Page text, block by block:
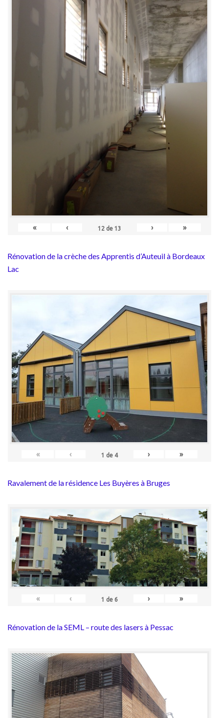
« ‹ 12 de 13 › »
Rénovation de la crèche des Apprentis d’Auteuil à Bordeaux
Lac
« ‹ 1 de 4 › »
Ravalement de la résidence Les Buyères à Bruges
« ‹ 1 de 6 › »
Rénovation de la SEML – route des lasers à Pessac